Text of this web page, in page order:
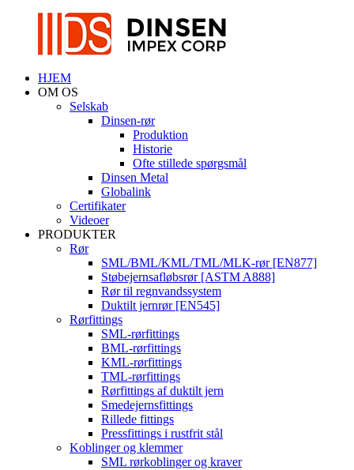
HJEM
OM OS
Selskab
Dinsen-rør
Produktion
Historie
Ofte stillede spørgsmål
Dinsen Metal
Globalink
Certifikater
Videoer
PRODUKTER
Rør
SML/BML/KML/TML/MLK-rør [EN877]
Støbejernsafløbsrør [ASTM A888]
Rør til regnvandssystem
Duktilt jernrør [EN545]
Rørfittings
SML-rørfittings
BML-rørfittings
KML-rørfittings
TML-rørfittings
Rørfittings af duktilt jern
Smedejernsfittings
Rillede fittings
Pressfittings i rustfrit stål
Koblinger og klemmer
SML rørkoblinger og kraver